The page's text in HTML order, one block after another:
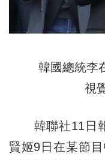
韓國總統李在
視
韓聯社11日報
賢姬9日在某節